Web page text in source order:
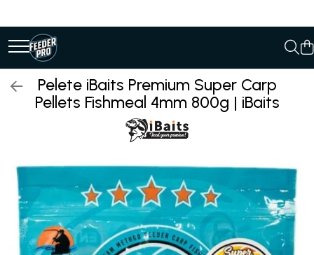
Pelete iBaits Premium Super Carp
Pellets Fishmeal 4mm 800g | iBaits